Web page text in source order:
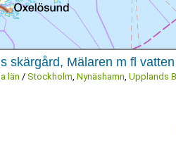
skärgård, Mälaren m fl vatten
län / Stockholm, Nynäshamn, Upplands